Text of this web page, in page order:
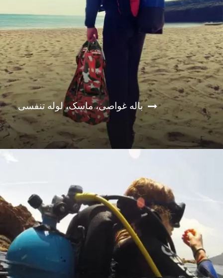
باله غواصی، ماسک، لوله تنفسی